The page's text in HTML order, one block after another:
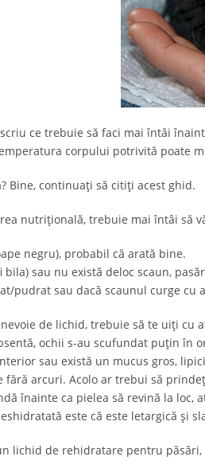
ce trebuie să faci mai întâi
corpului potrivită poate
Bine, continuați să citiți acest ghid.
nutrițională, trebuie mai întâi să
negru), probabil că arată bine.
bila) sau nu există deloc scaun,
pudrat sau dacă scaunul curge
de lichid, trebuie să te uiți
ochii s-au scufundat puțin
sau există un mucus gros,
arcuri. Acolo ar trebui să
înainte ca pielea să revină la loc,
este că este letargică și
lichid de rehidratare pentru